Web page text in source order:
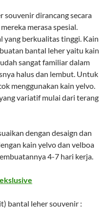
souvenir dirancang secara
merasa spesial.
berkualitas tinggi. Kain
bantal leher yaitu kain
sangat familiar dalam
halus dan lembut. Untuk
menggunakan kain yelvo.
variatif mulai dari terang
dengan desaign dan
kain yelvo dan velboa
4-7 hari kerja.
bantal leher souvenir :